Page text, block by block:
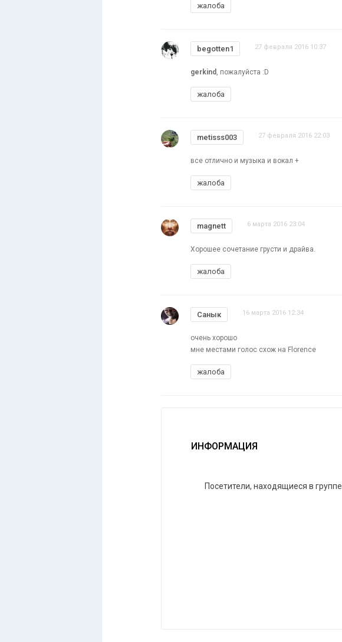
жалоба
begotten1 27 февраля 2016 10:37
gerkind , пожалуйста :D
жалоба
metisss003 27 февраля 2016 22:03
все отлично и музыка и вокал +
жалоба
magnett 6 марта 2016 23:04
Хорошее сочетание грусти и драйва.
жалоба
Санык 16 марта 2016 12:34
очень хорошо
мне местами голос схож на Florence
жалоба
ИНФОРМАЦИЯ
Посетители, находящиеся в группе